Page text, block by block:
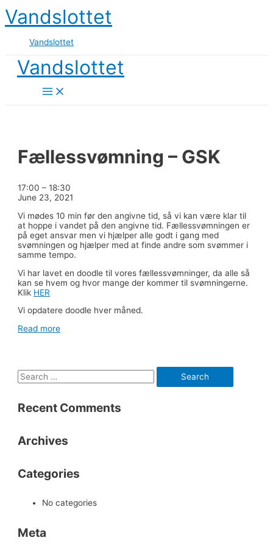
Skip
to
content
Vandslottet
Vandslottet
Vandslottet
Main
Menu
Fællessvømning – GSK
Fællessvømning
-
17:00 –18:30
June 23, 2021
Vi mødes 10 min før den angivne tid, så vi kan være klar til
at hoppe i vandet på den angivne tid. Fællessvømningen er
på eget ansvar men vi hjælper alle godt i gang med
svømningen og hjælper med at finde andre som svømmer i
samme tempo.
Vi har lavet en doodle til vores fællessvømninger, da alle så
kan se hvem og hvor mange der kommer til svømningerne.
Klik HER
Vi opdatere doodle hver måned.
Read more
S
a
c
f
Recent Comments
Archives
Categories
No categories
Meta